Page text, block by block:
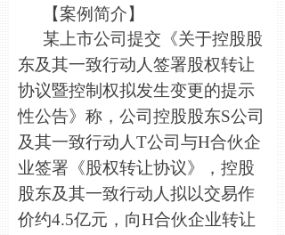
【案例简介】
某上市公司提交《关于控股股
东及其一致行动人签署股权转让
协议暨控制权拟发生变更的提示
性公告》称，公司控股股东S公司
及其一致行动人T公司与H合伙企
业签署《股权转让协议》，控股
股东及其一致行动人拟以交易作
价约4.5亿元，向H合伙企业转让